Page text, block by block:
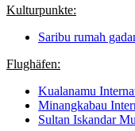
Kulturpunkte:
Saribu rumah
Flughäfen:
Kualanamu
Minangkabau
Sultan Iskandar